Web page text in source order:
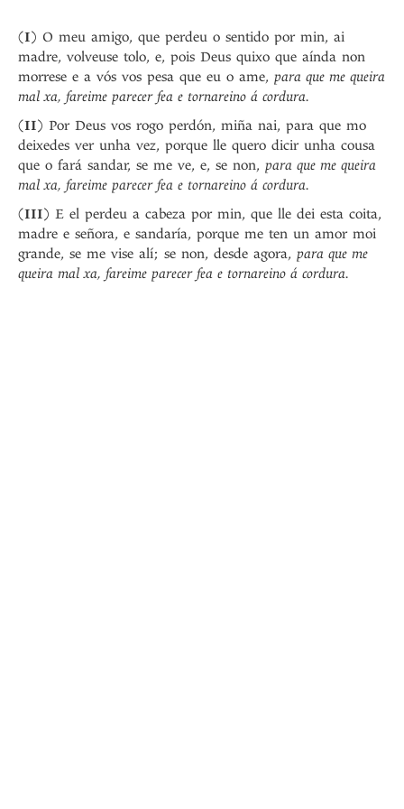
(I) O meu amigo, que perdeu o sentido por min, ai
madre, volveuse tolo, e, pois Deus quixo que aínda non
morrese e a vós vos pesa que eu o ame, para que me queira
mal xa, fareime parecer fea e tornareino á cordura.
(II) Por Deus vos rogo perdón, miña nai, para que mo
deixedes ver unha vez, porque lle quero dicir unha cousa
que o fará sandar, se me ve, e, se non, para que me queira
mal xa, fareime parecer fea e tornareino á cordura.
(III) E el perdeu a cabeza por min, que lle dei esta coita,
madre e señora, e sandaría, porque me ten un amor moi
grande, se me vise alí; se non, desde agora, para que me
queira mal xa, fareime parecer fea e tornareino á cordura.